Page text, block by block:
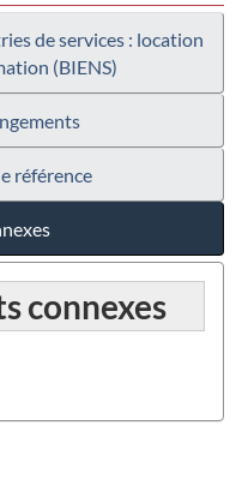
de services : location
(BIENS)
référence
connexes